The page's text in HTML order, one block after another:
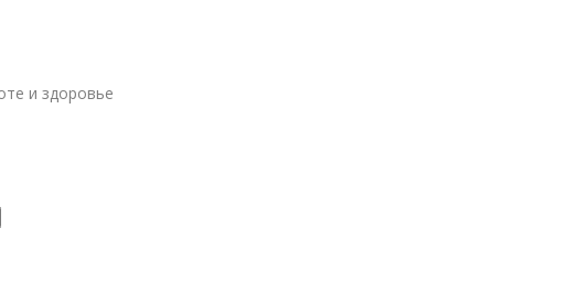
и здоровье